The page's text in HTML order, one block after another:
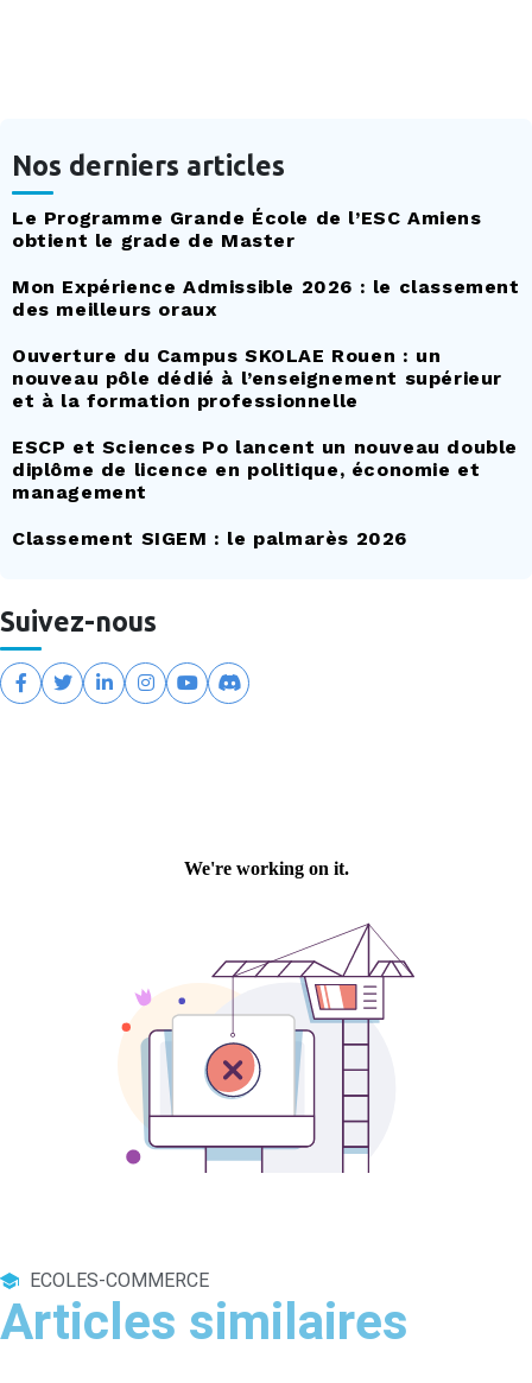
Nos derniers articles
Le Programme Grande École de l’ESC Amiens
obtient le grade de Master
Mon Expérience Admissible 2026 : le classement
des meilleurs oraux
Ouverture du Campus SKOLAE Rouen : un
nouveau pôle dédié à l’enseignement supérieur
et à la formation professionnelle
ESCP et Sciences Po lancent un nouveau double
diplôme de licence en politique, économie et
management
Classement SIGEM : le palmarès 2026
Suivez-nous
ECOLES-COMMERCE
Articles similaires